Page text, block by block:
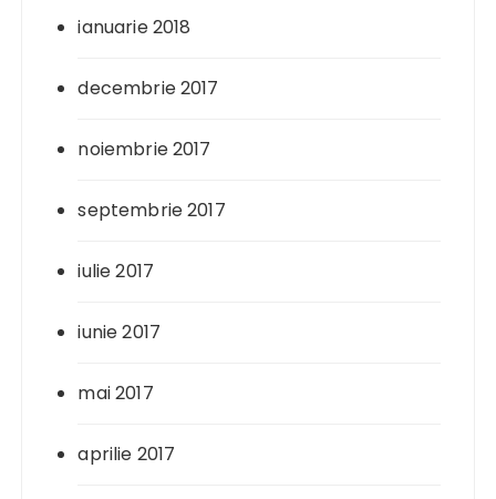
ianuarie 2018
decembrie 2017
noiembrie 2017
septembrie 2017
iulie 2017
iunie 2017
mai 2017
aprilie 2017